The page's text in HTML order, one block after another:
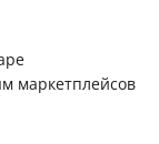
маркетплейсов